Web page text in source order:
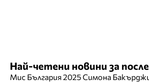
Най-четени новини за
Мис България 2025 Симона